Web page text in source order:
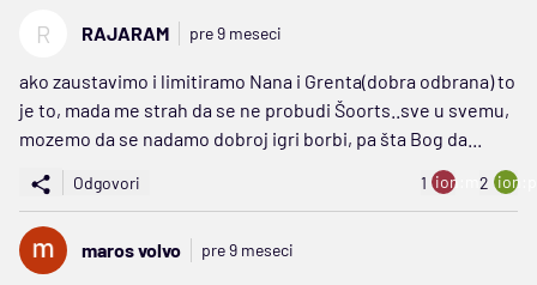
R RAJARAM pre 9 meseci
ako zaustavimo i limitiramo Nana i Grenta(dobra odbrana) to
je to, mada me strah da se ne probudi Šoorts..sve u svemu,
mozemo da se nadamo dobroj igri borbi, pa šta Bog da...
Odgovori 1 ion:minus
2
maros volvo pre 9 meseci